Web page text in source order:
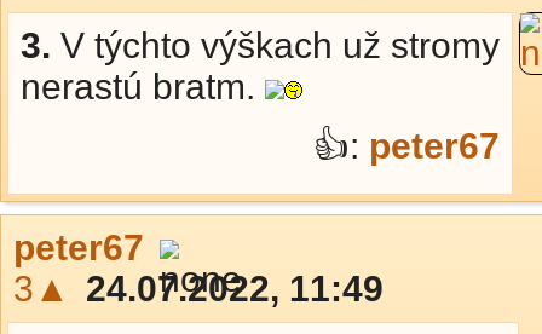
3. V týchto výškach už stromy
nerastú bratm.
👍: peter67
peter67
3▲
24.07.2022, 11:49